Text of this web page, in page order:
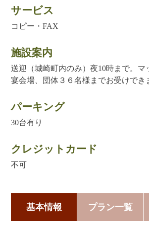
サービス
コピー・FAX
施設案内
送迎（城崎町内のみ）夜10時まで。マ
宴会場、団体３６名様までお受けでき
パーキング
30台有り
クレジットカード
不可
基本情報 プラン一覧